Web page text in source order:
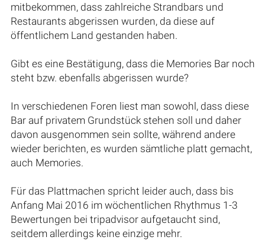
mitbekommen, dass zahlreiche Strandbars und
Restaurants abgerissen wurden, da diese auf
öffentlichem Land gestanden haben.
Gibt es eine Bestätigung, dass die Memories Bar noch
steht bzw. ebenfalls abgerissen wurde?
In verschiedenen Foren liest man sowohl, dass diese
Bar auf privatem Grundstück stehen soll und daher
davon ausgenommen sein sollte, während andere
wieder berichten, es wurden sämtliche platt gemacht,
auch Memories.
Für das Plattmachen spricht leider auch, dass bis
Anfang Mai 2016 im wöchentlichen Rhythmus 1-3
Bewertungen bei tripadvisor aufgetaucht sind,
seitdem allerdings keine einzige mehr.